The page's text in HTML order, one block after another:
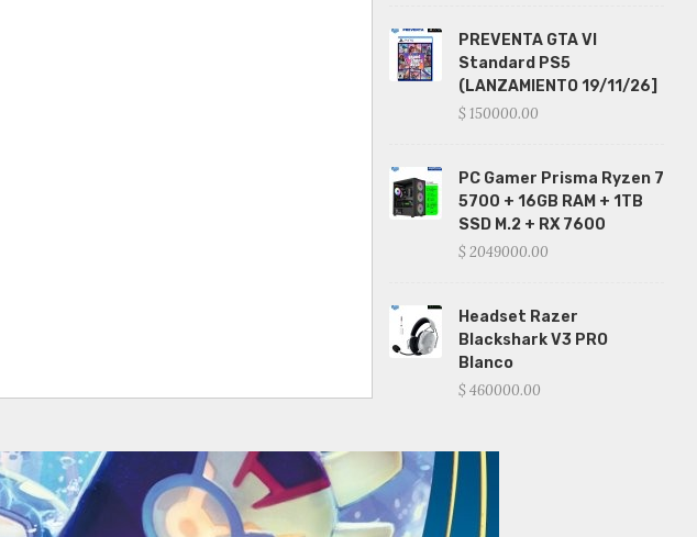
PREVENTA GTA VI
Standard PS5
(LANZAMIENTO 19/11/26]
$ 150000.00
PC Gamer Prisma Ryzen 7
5700 + 16GB RAM + 1TB
SSD M.2 + RX 7600
$ 2049000.00
Headset Razer
Blackshark V3 PRO
Blanco
$ 460000.00